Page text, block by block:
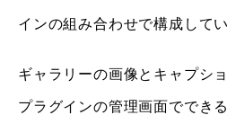
インの組み合わせで構成してい
ギャラリーの画像とキャプシ
プラグインの管理画面ででき